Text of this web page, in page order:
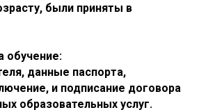
были приняты в
обучение:
данные паспорта,
и подписание договора
образовательных услуг.